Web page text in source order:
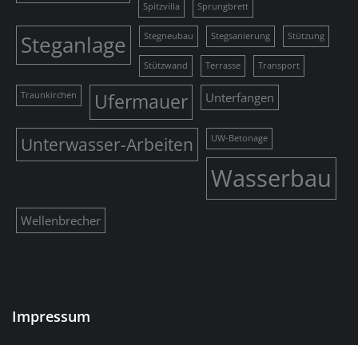
Spitzvilla Sprungbrett
Steganlage Stegneubau Stegsanierung Stützung
Stützwand Terrasse Transport
Traunkirchen Ufermauer Unterfangen
Unterwasser-Arbeiten UW-Betonage
Wasserbau
Wellenbrecher
Impressum